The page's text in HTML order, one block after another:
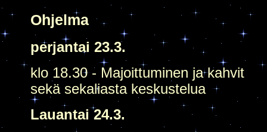
Ohjelma
perjantai 23.3.
klo 18.30 - Majoittuminen ja kahvit
sekä sekaliasta keskustelua
Lauantai 24.3.